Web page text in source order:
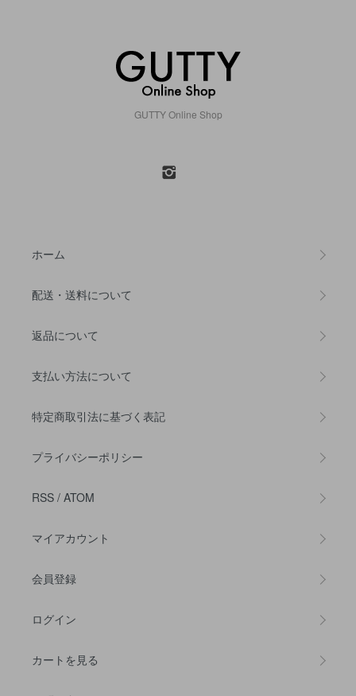
GUTTY Online Shop
ホーム
配送・送料について
返品について
支払い方法について
特定商取引法に基づく表記
プライバシーポリシー
RSS / ATOM
マイアカウント
会員登録
ログイン
カートを見る